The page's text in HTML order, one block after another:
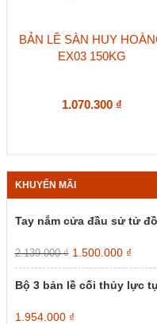
BẢN LỀ SÀN HUY
EX03 150KG
1.070.300 ₫
KHUYẾN MÃI
Tay nắm cửa đầu sử tử
2.139.000₫ Giá
gốc
là:
2.139.000 ₫.
1.500.000 ₫Giá
hiện
là:
Bộ 3 bản lề cối thủy lực
Giá
1.954.000 ₫Giá